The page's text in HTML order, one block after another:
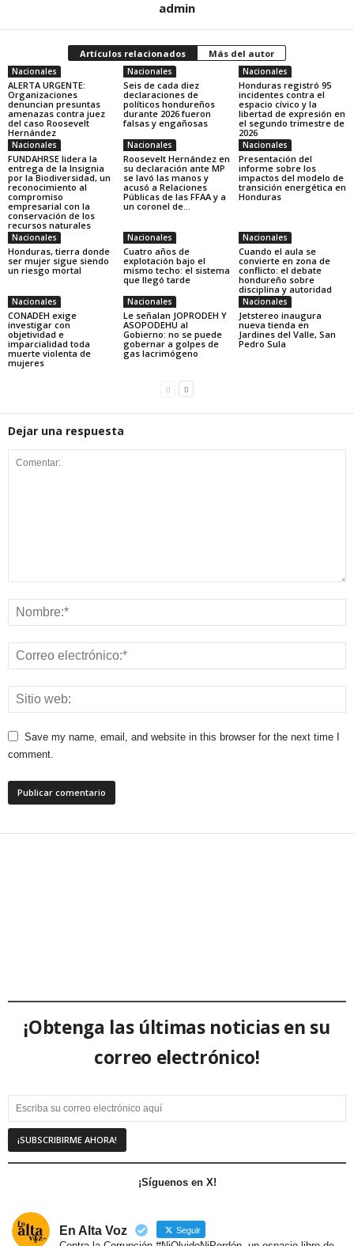
admin
Artículos relacionados Más del autor
Nacionales
ALERTA URGENTE:
Organizaciones
denuncian presuntas
amenazas contra juez
del caso Roosevelt
Hernández
Nacionales
Seis de cada diez
declaraciones de
políticos hondureños
durante 2026 fueron
falsas y engañosas
Nacionales
Honduras registró 95
incidentes contra el
espacio cívico y la
libertad de expresión en
el segundo trimestre de
2026
Nacionales
FUNDAHRSE lidera la
entrega de la Insignia
por la Biodiversidad, un
reconocimiento al
compromiso
empresarial con la
conservación de los
recursos naturales
Nacionales
Roosevelt Hernández en
su declaración ante MP
se lavó las manos y
acusó a Relaciones
Públicas de las FFAA y a
un coronel de...
Nacionales
Presentación del
informe sobre los
impactos del modelo de
transición energética en
Honduras
Nacionales
Honduras, tierra donde
ser mujer sigue siendo
un riesgo mortal
Nacionales
Cuatro años de
explotación bajo el
mismo techo: el sistema
que llegó tarde
Nacionales
Cuando el aula se
convierte en zona de
conflicto: el debate
hondureño sobre
disciplina y autoridad
Nacionales
CONADEH exige
investigar con
objetividad e
imparcialidad toda
muerte violenta de
mujeres
Nacionales
Le señalan JOPRODEH Y
ASOPODEHU al
Gobierno: no se puede
gobernar a golpes de
gas lacrimógeno
Nacionales
Jetstereo inaugura
nueva tienda en
Jardines del Valle, San
Pedro Sula
Dejar una respuesta
Save my name, email, and website in this browser for the next time I
comment.
¡Obtenga las últimas noticias en su
correo electrónico!
¡Síguenos en X!
En Alta Voz Seguir